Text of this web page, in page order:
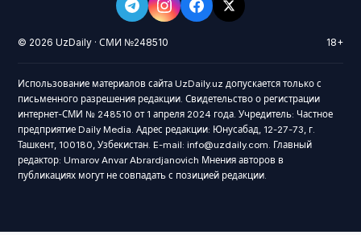
© 2026 UzDaily · СМИ №248510 18+
Использование материалов сайта UzDaily.uz допускается только с
письменного разрешения редакции. Свидетельство о регистрации
интернет-СМИ № 248510 от 1 апреля 2024 года. Учредитель: Частное
предприятие Daily Media. Адрес редакции: Юнусабад, 12-27-73, г.
Ташкент, 100180, Узбекистан. E-mail: info@uzdaily.com. Главный
редактор: Umarov Anvar Abrardjanovich Мнения авторов в
публикациях могут не совпадать с позицией редакции.